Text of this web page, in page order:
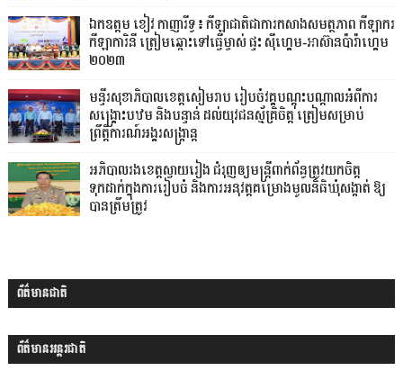
ឯកឧត្តម ខៀវ កាញារីទ្ធ៖ កីឡាជាតិជាការកសាងសមត្ថភាព កីឡាករ
កីឡាការិនី ត្រៀមឆ្ពោះទៅធ្វើម្ចាស់ ផ្ទះ ស៊ីហ្គេម-អាស៊ានប៉ារ៉ាហ្គេម
២០២៣
មន្ទីរសុខាភិបាលខេត្ដសៀមរាប រៀបចំវគ្គបណ្តុះបណ្តាលអំពីការ
សង្គ្រោះបឋម និងបន្ទាន់ ដល់យុវជនស្ម័គ្រិចិត្ត ត្រៀមសម្រាប់
ព្រឹត្តិការណ៍អង្គរសង្ក្រាន្ដ
អភិបាលរងខេត្តស្វាយរៀង ជំរុញឲ្យមន្ត្រីពាក់ព័ន្ធត្រូវយកចិត្ត
ទុកដាក់ក្នុងការរៀបចំ និងការអនុវត្តគម្រោងមូលនិធិឃុំសង្កាត់ ឱ្យ
បានត្រឹមត្រូវ
ព័ត៌មានជាតិ
ព័ត៌មានអន្តរជាតិ